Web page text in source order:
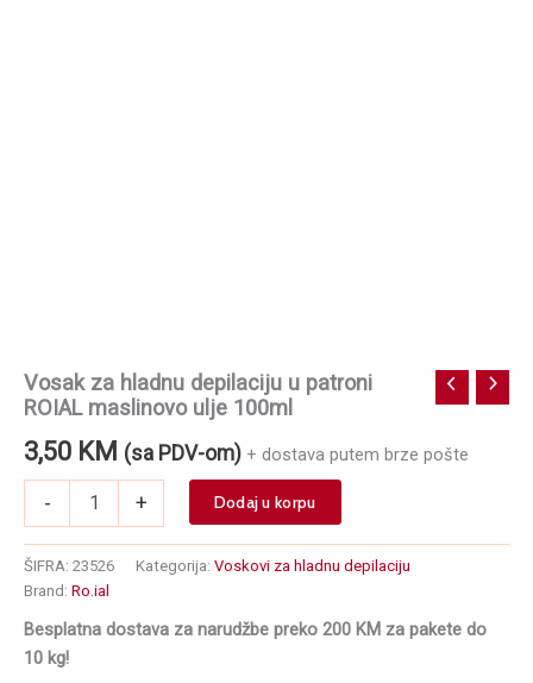
Vosak za hladnu depilaciju u patroni
ROIAL maslinovo ulje 100ml
3,50 KM (sa PDV-om) + dostava putem brze pošte
-
depilaciju
u
ROIAL
maslinovo
+ Dodaj u korpu
ŠIFRA: 23526 Kategorija: Voskovi za hladnu depilaciju
Brand: Ro.ial
Besplatna dostava za narudžbe preko 200 KM za pakete do
10 kg!